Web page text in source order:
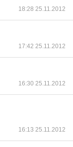
18:28 25.11.2012
17:42 25.11.2012
16:30 25.11.2012
16:13 25.11.2012